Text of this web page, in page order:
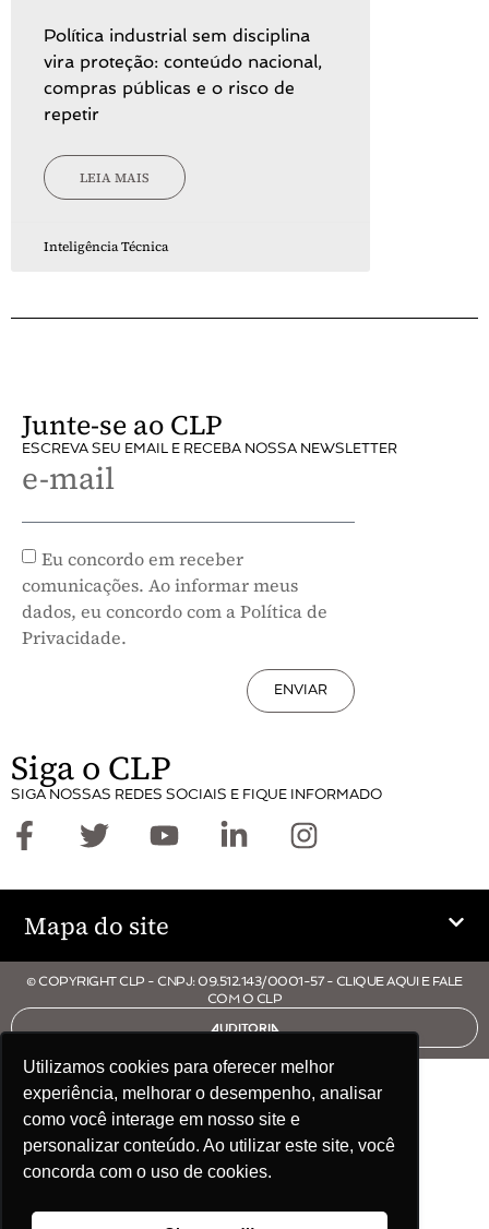
Utilizamos cookies para oferecer melhor
experiência, melhorar o desempenho, analisar
como você interage em nosso site e
personalizar conteúdo. Ao utilizar este site, você
concorda com o uso de cookies.
Política industrial sem disciplina
vira proteção: conteúdo nacional,
compras públicas e o risco de
repetir
LEIA MAIS
Inteligência Técnica
Junte-se ao CLP
ESCREVA SEU EMAIL E RECEBA NOSSA NEWSLETTER
e-mail
Eu concordo em receber
comunicações. Ao informar meus
dados, eu concordo com a Política de
Privacidade.
ENVIAR
Siga o CLP
SIGA NOSSAS REDES SOCIAIS E FIQUE INFORMADO
Mapa do site
© COPYRIGHT CLP - CNPJ: 09.512.143/0001-57 - CLIQUE AQUI E FALE
COM O CLP
AUDITORIA